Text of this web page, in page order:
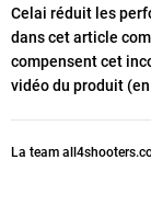
Celai réduit les
dans cet article
compensent cet
vidéo du produit
La team